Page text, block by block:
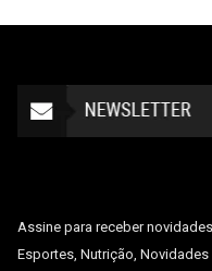
Assine para receber
Esportes, Nutrição,